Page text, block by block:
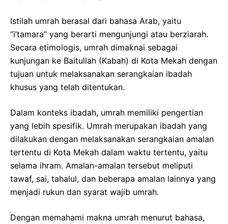
Istilah umrah berasal dari bahasa Arab, yaitu
“i’tamara” yang berarti mengunjungi atau berziarah.
Secara etimologis, umrah dimaknai sebagai
kunjungan ke Baitullah (Kabah) di Kota Mekah dengan
tujuan untuk melaksanakan serangkaian ibadah
khusus yang telah ditentukan.
Dalam konteks ibadah, umrah memiliki pengertian
yang lebih spesifik. Umrah merupakan ibadah yang
dilakukan dengan melaksanakan serangkaian amalan
tertentu di Kota Mekah dalam waktu tertentu, yaitu
selama ihram. Amalan-amalan tersebut meliputi
tawaf, sai, tahalul, dan beberapa amalan lainnya yang
menjadi rukun dan syarat wajib umrah.
Dengan memahami makna umrah menurut bahasa,